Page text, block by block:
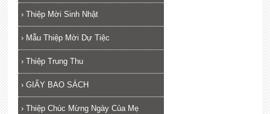
› Thiệp Mời Sinh Nhật
› Mẫu Thiệp Mời Dự Tiệc
› Thiệp Trung Thu
› GIẤY BAO SÁCH
› Thiệp Chúc Mừng Ngày Của Mẹ